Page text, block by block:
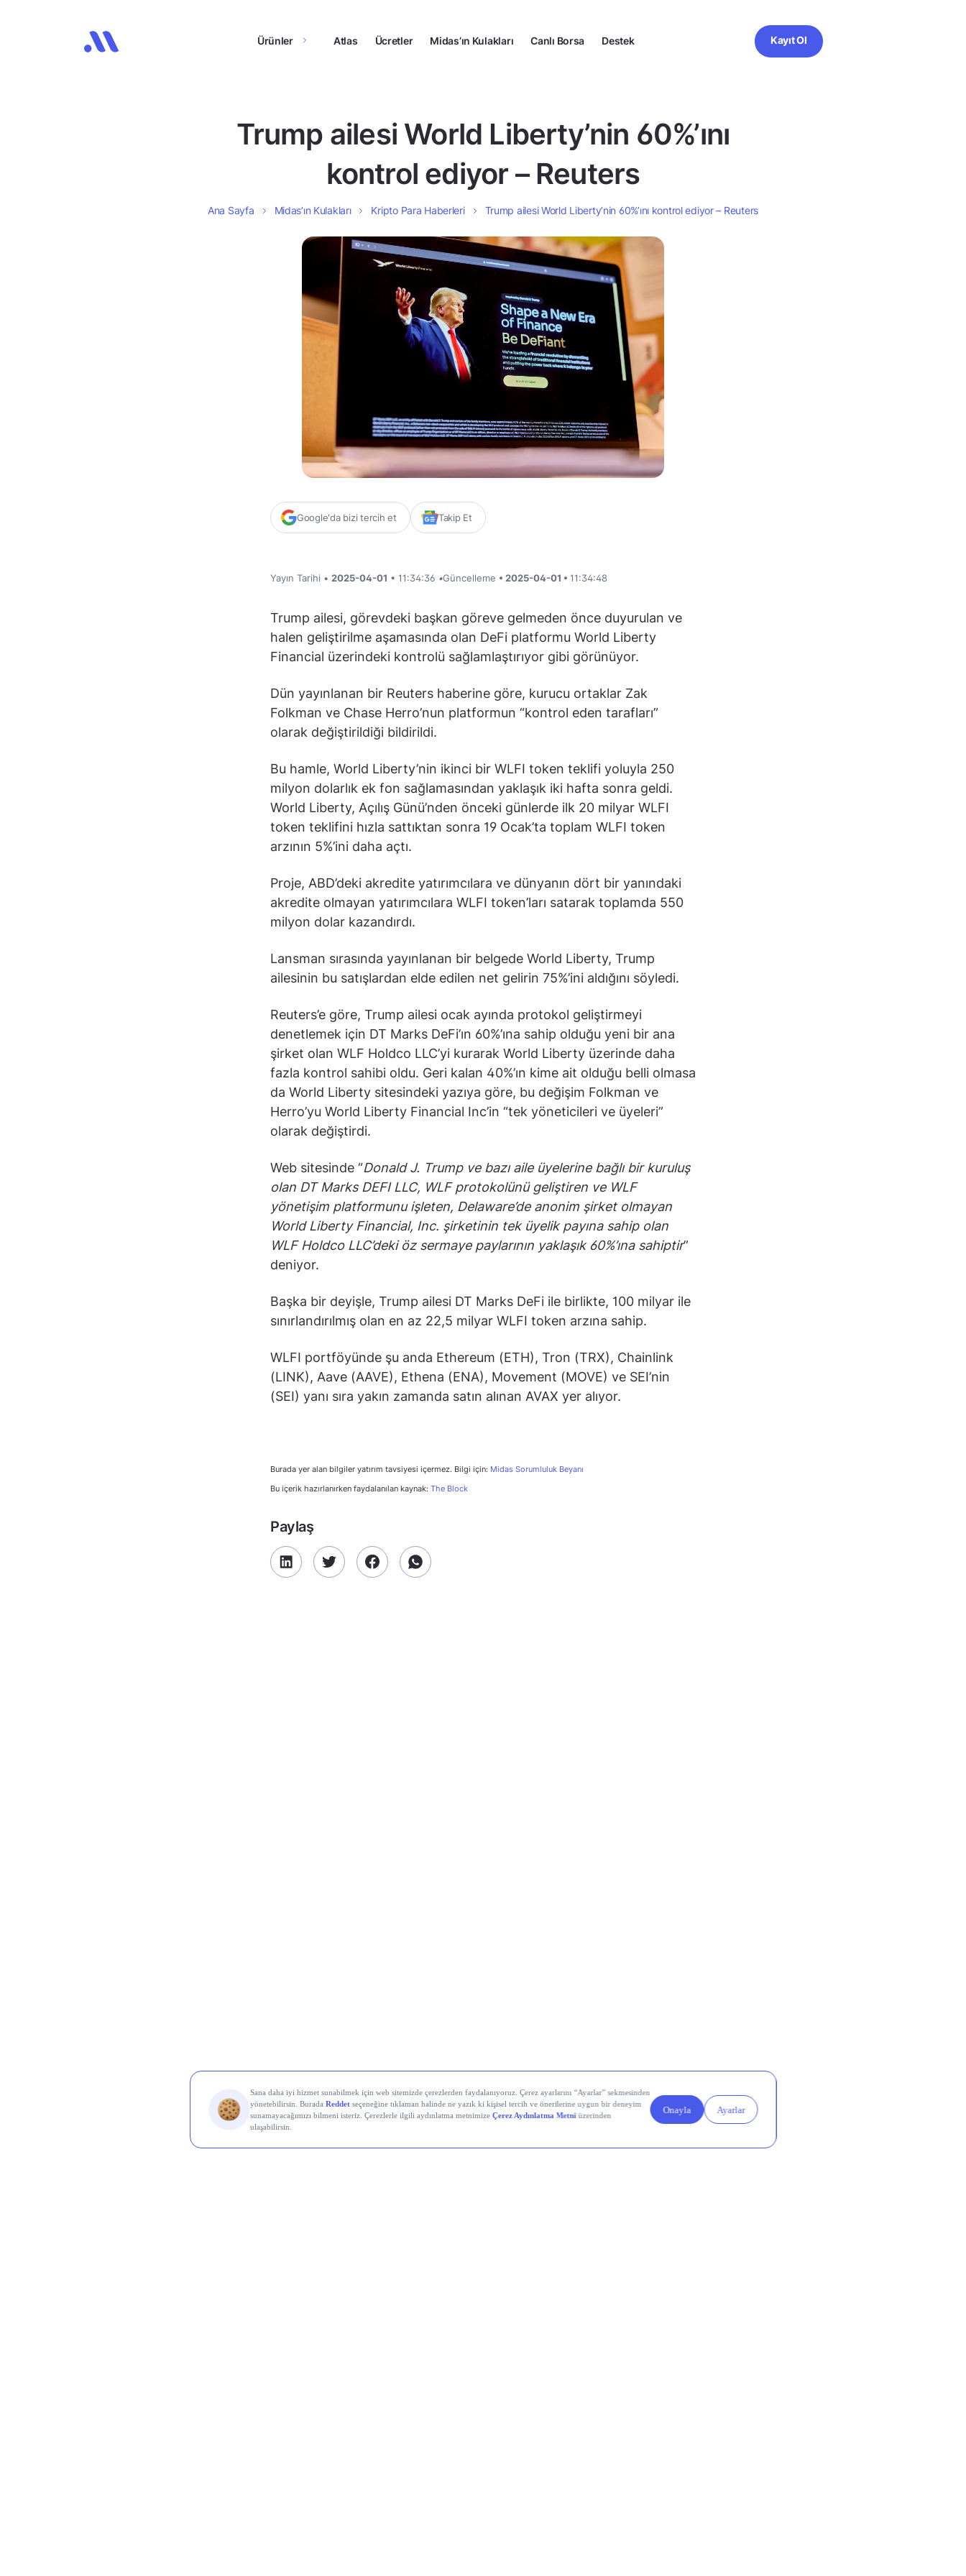
Ürünler Atlas Ücretler Midas’ın Kulakları Canlı Borsa Destek Kayıt Ol
Trump ailesi World Liberty’nin 60%’ını
kontrol ediyor – Reuters
Ana Sayfa Midas’ın Kulakları Kripto Para Haberleri Trump ailesi World Liberty’nin 60%’ını kontrol ediyor – Reuters
Google'da bizi tercih et Takip Et
Yayın Tarihi • 2025-04-01 • 11:34:36 •Güncelleme • 2025-04-01 • 11:34:48
Trump ailesi, görevdeki başkan göreve gelmeden önce duyurulan ve
halen geliştirilme aşamasında olan DeFi platformu World Liberty
Financial üzerindeki kontrolü sağlamlaştırıyor gibi görünüyor.
Dün yayınlanan bir Reuters haberine göre, kurucu ortaklar Zak
Folkman ve Chase Herro’nun platformun “kontrol eden tarafları”
olarak değiştirildiği bildirildi.
Bu hamle, World Liberty’nin ikinci bir WLFI token teklifi yoluyla 250
milyon dolarlık ek fon sağlamasından yaklaşık iki hafta sonra geldi.
World Liberty, Açılış Günü’nden önceki günlerde ilk 20 milyar WLFI
token teklifini hızla sattıktan sonra 19 Ocak’ta toplam WLFI token
arzının 5%’ini daha açtı.
Proje, ABD’deki akredite yatırımcılara ve dünyanın dört bir yanındaki
akredite olmayan yatırımcılara WLFI token’ları satarak toplamda 550
milyon dolar kazandırdı.
Lansman sırasında yayınlanan bir belgede World Liberty, Trump
ailesinin bu satışlardan elde edilen net gelirin 75%’ini aldığını söyledi.
Reuters’e göre, Trump ailesi ocak ayında protokol geliştirmeyi
denetlemek için DT Marks DeFi’ın 60%’ına sahip olduğu yeni bir ana
şirket olan WLF Holdco LLC’yi kurarak World Liberty üzerinde daha
fazla kontrol sahibi oldu. Geri kalan 40%’ın kime ait olduğu belli olmasa
da World Liberty sitesindeki yazıya göre, bu değişim Folkman ve
Herro’yu World Liberty Financial Inc’in “tek yöneticileri ve üyeleri”
olarak değiştirdi.
Web sitesinde “Donald J. Trump ve bazı aile üyelerine bağlı bir kuruluş
olan DT Marks DEFI LLC, WLF protokolünü geliştiren ve WLF
yönetişim platformunu işleten, Delaware’de anonim şirket olmayan
World Liberty Financial, Inc. şirketinin tek üyelik payına sahip olan
WLF Holdco LLC’deki öz sermaye paylarının yaklaşık 60%’ına sahiptir”
deniyor.
Başka bir deyişle, Trump ailesi DT Marks DeFi ile birlikte, 100 milyar ile
sınırlandırılmış olan en az 22,5 milyar WLFI token arzına sahip.
WLFI portföyünde şu anda Ethereum (ETH), Tron (TRX), Chainlink
(LINK), Aave (AAVE), Ethena (ENA), Movement (MOVE) ve SEI’nin
(SEI) yanı sıra yakın zamanda satın alınan AVAX yer alıyor.
Burada yer alan bilgiler yatırım tavsiyesi içermez. Bilgi için: Midas Sorumluluk Beyanı
Bu içerik hazırlanırken faydalanılan kaynak: The Block
Paylaş